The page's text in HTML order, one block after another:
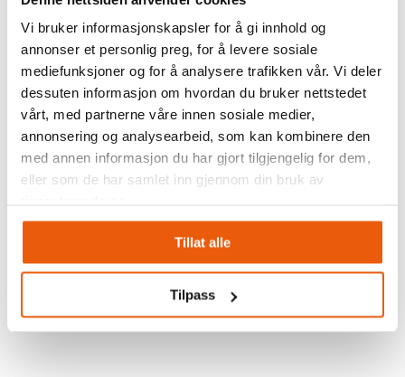
Vi bruker informasjonskapsler for å gi innhold og
annonser et personlig preg, for å levere sosiale
mediefunksjoner og for å analysere trafikken vår. Vi deler
dessuten informasjon om hvordan du bruker nettstedet
vårt, med partnerne våre innen sosiale medier,
annonsering og analysearbeid, som kan kombinere den
med annen informasjon du har gjort tilgjengelig for dem,
eller som de har samlet inn gjennom din bruk av
Tillat alle
Tilpass
Lagerhåndtering – 6 viktige
suksessfaktorer
17. april 2023
Du finner oss på Facebook
Følg oss på sosiale medier